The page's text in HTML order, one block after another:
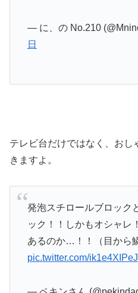
— に、の No.210
日
テレビ台だけではなく、お
きますよ。
発泡スチロールブロック
ック！！しかもオシャレ
あるのか…！！（目から
pic.twitter.com/ik1e4XIPeJ